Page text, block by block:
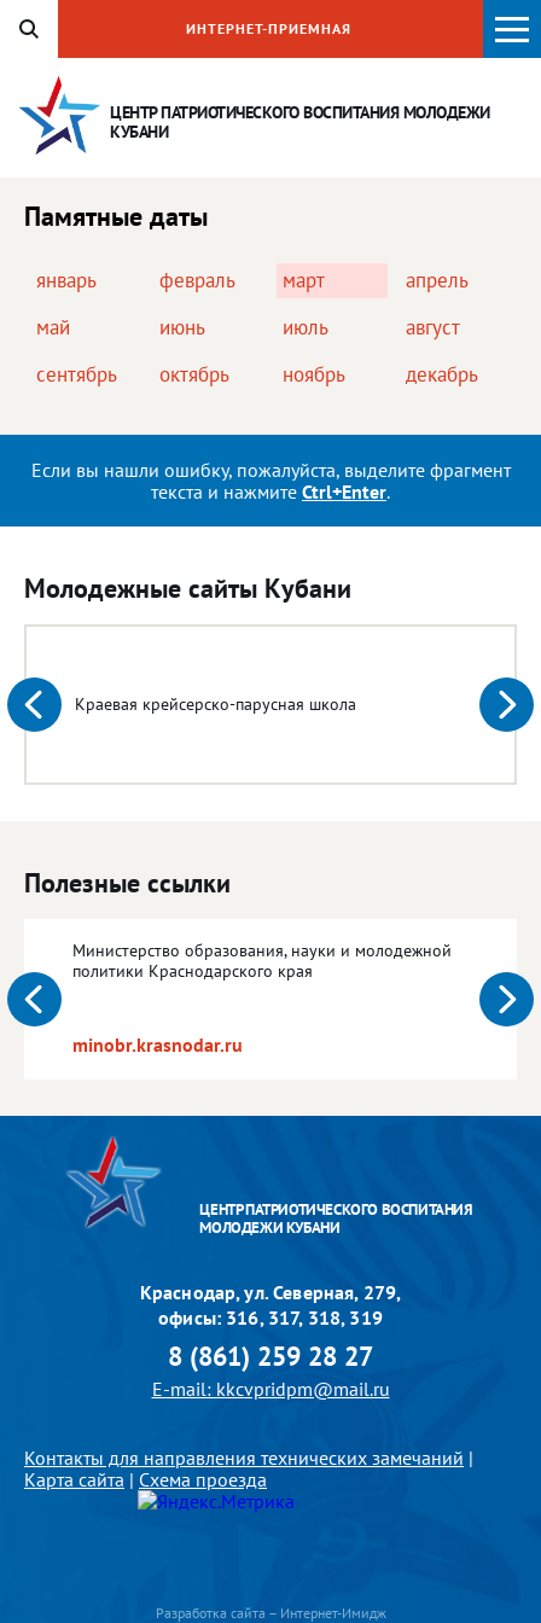
ЦЕНТР ПАТРИОТИЧЕСКОГО ВОСПИТАНИЯМОЛОДЕЖИ
КУБАНИ
ИНТЕРНЕТ-ПРИЕМНАЯ
Памятные даты
январь февраль март
апрель
май
июнь июль
август
сентябрь
октябрь ноябрь декабрь
Если вы нашли ошибку, пожалуйста, выделите фрагмент
текста и нажмите Ctrl+Enter.
Молодежные сайты Кубани
Краевая крейсерско-парусная школа
Полезные ссылки
Министерство образования, науки и молодежной
политики Краснодарского края
minobr.krasnodar.ru
ЦЕНТР ПАТРИОТИЧЕСКОГО ВОСПИТАНИЯ
МОЛОДЕЖИ КУБАНИ
Краснодар, ул. Северная, 279,
офисы: 316, 317, 318, 319
8 (861) 259 28 27
E-mail: kkcvpridpm@mail.ru
Контакты для направления технических замечаний |
Карта сайта | Схема проезда
Разработка сайта – Интернет-Имидж